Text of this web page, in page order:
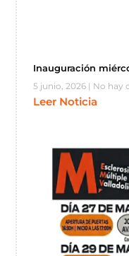
Inauguración
5 junio, 2026 No hay
Leer Noticia